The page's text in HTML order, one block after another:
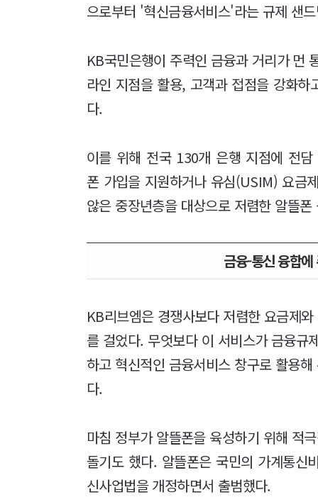
으로부터 '혁신금융서비스'라는 규제 샌
KB국민은행이 주력인 금융과 거리가 먼
라인 지점을 활용, 고객과 접점을 강화
다.
이를 위해 전국 130개 은행 지점에 전
폰 가입을 지원하거나 유심(USIM) 요금
않은 중장년층을 대상으로 저렴한 알뜰
금융-통신 융합
KB리브엠은 경쟁사보다 저렴한 요금제
를 걸었다. 무엇보다 이 서비스가 금융규
하고 혁신적인 금융서비스 창구로 활용
다.
마침 정부가 알뜰폰을 육성하기 위해 적
돌기도 했다. 알뜰폰은 국민의 가계통신
신사업법을 개정하면서 출범했다.